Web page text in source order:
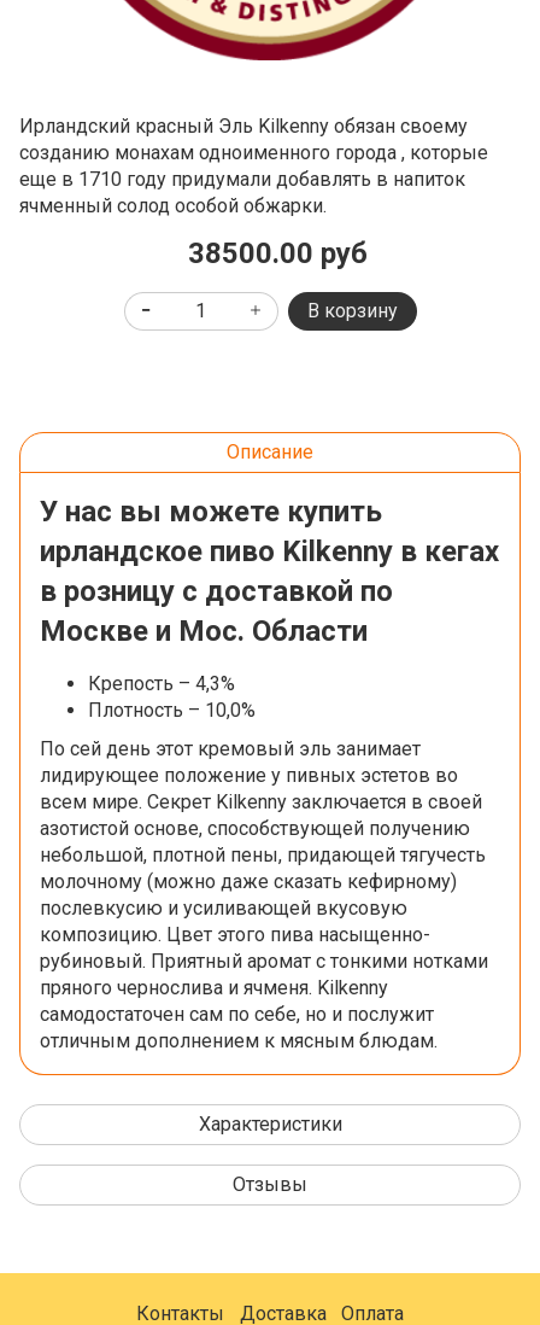
Ирландский красный Эль Kilkenny обязан своему
созданию монахам одноименного города , которые
еще в 1710 году придумали добавлять в напиток
ячменный солод особой обжарки.
38500.00 руб
В корзину
Описание
У нас вы можете купить
ирландское пиво Kilkenny в кегах
в розницу с доставкой по
Москве и Мос. Области
Крепость – 4,3%
Плотность – 10,0%
По сей день этот кремовый эль занимает
лидирующее положение у пивных эстетов во
всем мире. Секрет Kilkenny заключается в своей
азотистой основе, способствующей получению
небольшой, плотной пены, придающей тягучесть
молочному (можно даже сказать кефирному)
послевкусию и усиливающей вкусовую
композицию. Цвет этого пива насыщенно-
рубиновый. Приятный аромат с тонкими нотками
пряного чернослива и ячменя. Kilkenny
самодостаточен сам по себе, но и послужит
отличным дополнением к мясным блюдам.
Характеристики
Отзывы
Контакты Доставка Оплата